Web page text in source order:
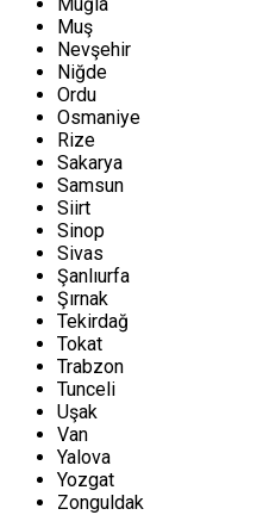
Muş
Nevşehir
Niğde
Ordu
Osmaniye
Rize
Sakarya
Samsun
Siirt
Sinop
Sivas
Şanlıurfa
Şırnak
Tekirdağ
Tokat
Trabzon
Tunceli
Uşak
Van
Yalova
Yozgat
Zonguldak